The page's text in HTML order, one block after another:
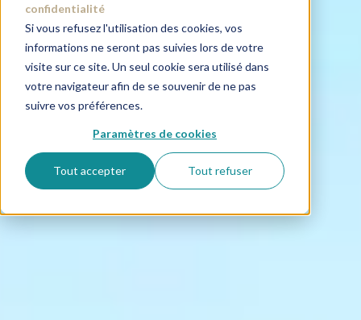
confidentialité
Si vous refusez l'utilisation des cookies, vos
informations ne seront pas suivies lors de votre
visite sur ce site. Un seul cookie sera utilisé dans
votre navigateur afin de se souvenir de ne pas
suivre vos préférences.
Paramètres de cookies
Tout accepter Tout refuser